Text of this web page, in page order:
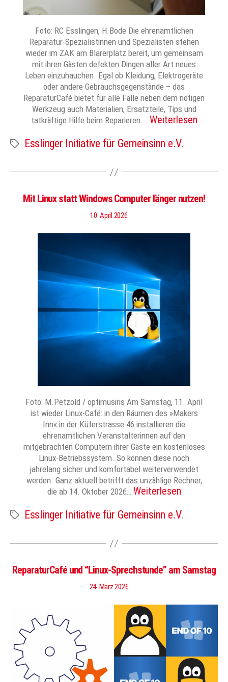
Foto: RC Esslingen, H.Bode Die ehrenamtlichen
Reparatur-Spezialistinnen und Spezialisten stehen
wieder im ZAK am Blarerplatz bereit, um gemeinsam
mit ihren Gästen defekten Dingen aller Art neues
Leben einzuhauchen. Egal ob Kleidung, Elektrogeräte
oder andere Gebrauchsgegenstände – das
ReparaturCafé bietet für alle Fälle neben dem nötigen
Werkzeug auch Materialien, Ersatzteile, Tips und
tatkräftige Hilfe beim Reparieren…. Weiterlesen
Schlagwörter
Esslinger Initiative für Gemeinsinn e.V.
Mit Linux statt Windows Computer länger nutzen!
10. April 2026
Foto: M.Petzold / optimusiris Am Samstag, 11. April
ist wieder Linux-Café: in den Räumen des »Makers
Inn« in der Küferstrasse 46 installieren die
ehrenamtlichen Veranstalterinnen auf den
mitgebrachten Computern ihrer Gäste ein kostenloses
Linux-Betriebssystem. So können diese noch
jahrelang sicher und komfortabel weiterverwendet
werden. Ganz aktuell betrifft das unzählige Rechner,
die ab 14. Oktober 2026… Weiterlesen
Schlagwörter
Esslinger Initiative für Gemeinsinn e.V.
ReparaturCafé und “Linux-Sprechstunde” am Samstag
24. März 2026